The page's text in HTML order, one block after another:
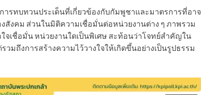
ทบทวนประเด็นที่เกี่ยวข้องกับกัมพูชาและมาตรการที่อาจ
สังคม ส่วนในมิติความเชื่อมั่นต่อหน่วยงานต่าง ๆ ภาพรวม
เชื่อมั่น หน่วยงานใดเป็นพิเศษ สะท้อนว่าโจทย์สำคัญใน
วมถึงการสร้างความไว้วางใจให้เกิดขึ้นอย่างเป็นรูปธรรม